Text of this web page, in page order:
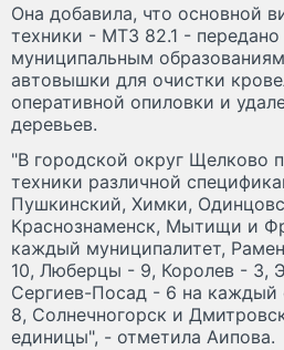
Она добавила, что основной
техники - МТЗ 82.1 -
муниципальным
автовышки для очистки
оперативной опиловки и
деревьев.
"В городской округ Щелково
техники различной
Пушкинский, Химки,
Краснознаменск, Мытищи и
каждый муниципалитет,
10, Люберцы - 9, Королев - 3,
Сергиев-Посад - 6 на каждый
8, Солнечногорск и
единицы", - отметила Аипова.